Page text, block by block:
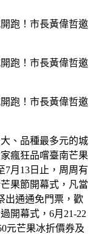
、品種最多元的城
瘋狂品嚐臺南芒果
7月 13 日止，周周有
果節開幕式，凡當
出通通免門票，歡
開幕式， 6月 21-22
元芒果冰折價券及